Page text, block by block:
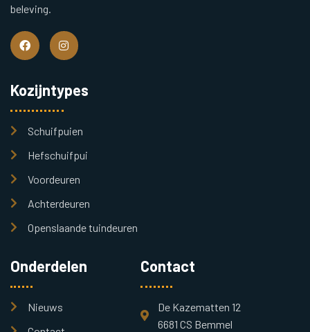
beleving.
Kozijntypes
Schuifpuien
Hefschuifpui
Voordeuren
Achterdeuren
Openslaande tuindeuren
Onderdelen
Nieuws
Contact
De Kazematten 12
6681 CS Bemmel